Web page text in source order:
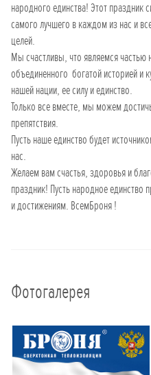
народного единства! Этот праздник
самого лучшего в каждом из нас и
целей.
Мы счастливы, что являемся частью
объединенного богатой историей и
нашей нации, ее силу и единство.
Только все вместе, мы можем
препятствия.
Пусть наше единство будет
нас.
Желаем вам счастья, здоровья и
праздник! Пусть народное
и достижениям. ВсемБроня !
Фотогалерея